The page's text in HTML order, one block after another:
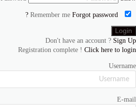
Forgot password ?
Don't have an account ? Sign Up
Registration complete ! Click here to login
Username
E-mail